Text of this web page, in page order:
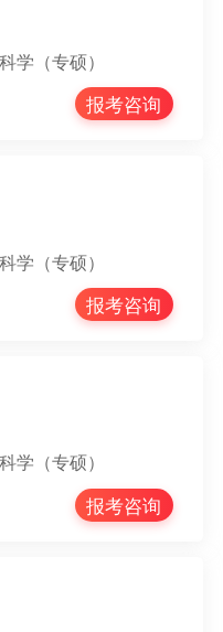
学（专硕）
报考咨询
学（专硕）
报考咨询
学（专硕）
报考咨询